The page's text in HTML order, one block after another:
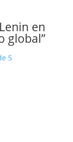
en
global”
5